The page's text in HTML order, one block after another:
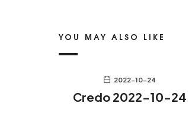
YOU MAY ALSO LIKE
2022-10-24
Credo 2022-10-24